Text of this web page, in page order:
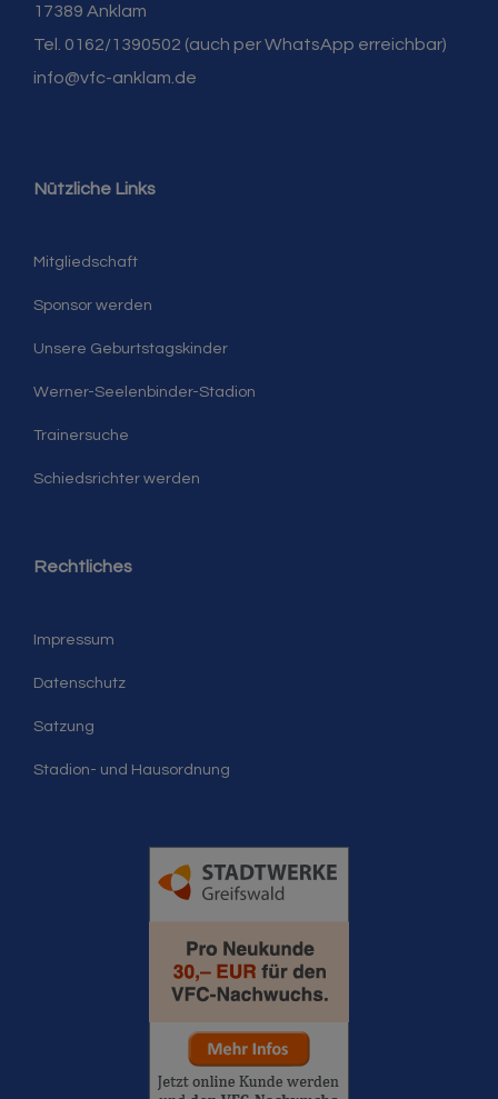
17389 Anklam
Tel. 0162/1390502 (auch per WhatsApp erreichbar)
info@vfc-anklam.de
Nützliche Links
Mitgliedschaft
Sponsor werden
Unsere Geburtstagskinder
Werner-Seelenbinder-Stadion
Trainersuche
Schiedsrichter werden
Rechtliches
Impressum
Datenschutz
Satzung
Stadion- und Hausordnung